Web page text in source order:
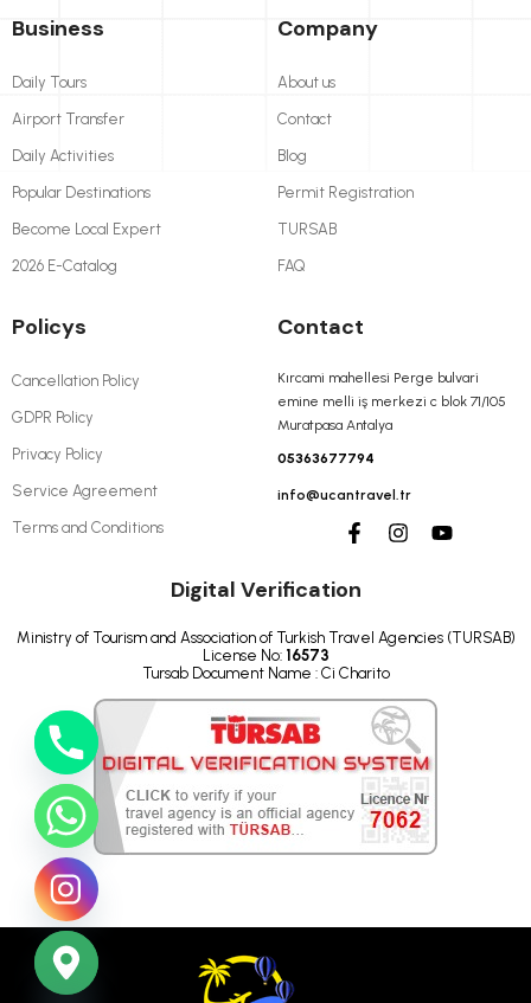
Business
Daily Tours
Airport Transfer
Daily Activities
Popular Destinations
Become Local Expert
2026 E-Catalog
Company
About us
Contact
Blog
Permit Registration
TURSAB
FAQ
Policys
Cancellation Policy
GDPR Policy
Privacy Policy
Service Agreement
Terms and Conditions
Contact
Kırcami mahellesi Perge bulvari
emine melli iş merkezi c blok 71/105
Muratpasa Antalya
05363677794
info@ucantravel.tr
Digital Verification
Ministry of Tourism and Association of Turkish Travel Agencies (TURSAB)
License No: 16573
Tursab Document Name : Ci Charito
chaty